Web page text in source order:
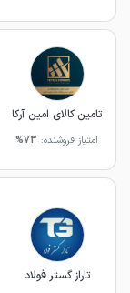
تامین کالای امین آرکا
امتیاز فروشنده: 73%
تاراز گستر فولاد